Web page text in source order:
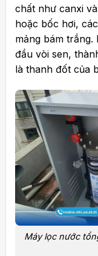
chất như canxi
hoặc bốc hơi,
mảng bám
đầu vòi sen,
là thanh đốt của
Máy lọc nước